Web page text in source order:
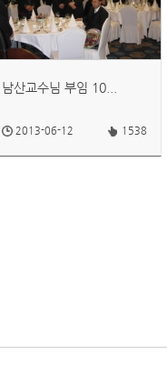
남산교수님 부임 10...
2013-06-12 1538